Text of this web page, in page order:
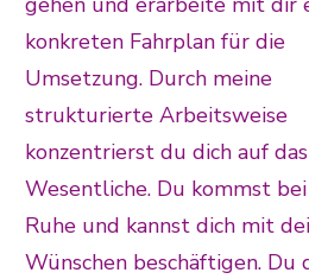
konkreten Fahrplan für die
Umsetzung. Durch meine
strukturierte Arbeitsweise
konzentrierst du dich auf das
Wesentliche. Du kommst
Ruhe und kannst dich mit
Wünschen beschäftigen. Du